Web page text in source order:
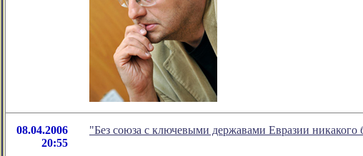
08.04.2006
20:55
"Без союза с ключевыми державами Евразии